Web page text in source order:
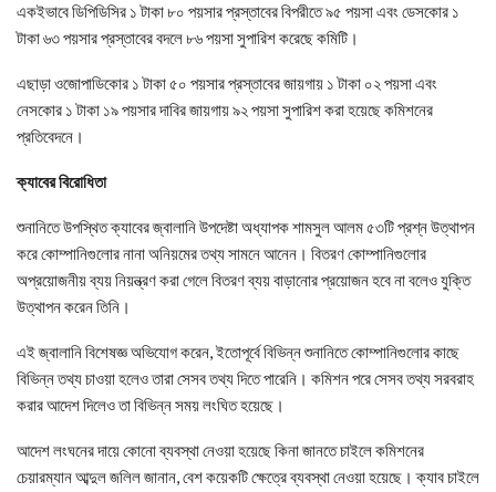
একইভাবে ডিপিডিসির ১ টাকা ৮০ পয়সার প্রস্তাবের বিপরীতে ৯৫ পয়সা এবং ডেসকোর ১
টাকা ৬৩ পয়সার প্রস্তাবের বদলে ৮৬ পয়সা সুপারিশ করেছে কমিটি।
এছাড়া ওজোপাডিকোর ১ টাকা ৫০ পয়সার প্রস্তাবের জায়গায় ১ টাকা ০২ পয়সা এবং
নেসকোর ১ টাকা ১৯ পয়সার দাবির জায়গায় ৯২ পয়সা সুপারিশ করা হয়েছে কমিশনের
প্রতিবেদনে।
ক্যাবের বিরোধিতা
শুনানিতে উপস্থিত ক্যাবের জ্বালানি উপদেষ্টা অধ্যাপক শামসুল আলম ৫৩টি প্রশ্ন উত্থাপন
করে কোম্পানিগুলোর নানা অনিয়মের তথ্য সামনে আনেন। বিতরণ কোম্পানিগুলোর
অপ্রয়োজনীয় ব্যয় নিয়ন্ত্রণ করা গেলে বিতরণ ব্যয় বাড়ানোর প্রয়োজন হবে না বলেও যুক্তি
উত্থাপন করেন তিনি।
এই জ্বালানি বিশেষজ্ঞ অভিযোগ করেন, ইতোপূর্বে বিভিন্ন শুনানিতে কোম্পানিগুলোর কাছে
বিভিন্ন তথ্য চাওয়া হলেও তারা সেসব তথ্য দিতে পারেনি। কমিশন পরে সেসব তথ্য সরবরাহ
করার আদেশ দিলেও তা বিভিন্ন সময় লংঘিত হয়েছে।
আদেশ লংঘনের দায়ে কোনো ব্যবস্থা নেওয়া হয়েছে কিনা জানতে চাইলে কমিশনের
চেয়ারম্যান আব্দুল জলিল জানান, বেশ কয়েকটি ক্ষেত্রে ব্যবস্থা নেওয়া হয়েছে। ক্যাব চাইলে